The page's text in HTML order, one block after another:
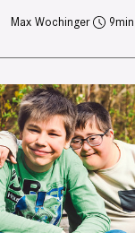
Max Wochinger 9